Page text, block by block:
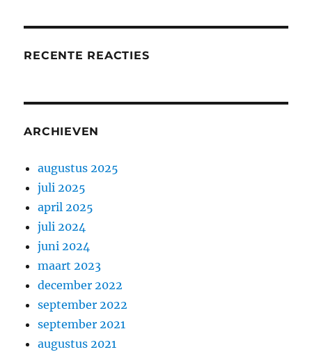
RECENTE REACTIES
ARCHIEVEN
augustus 2025
juli 2025
april 2025
juli 2024
juni 2024
maart 2023
december 2022
september 2022
september 2021
augustus 2021